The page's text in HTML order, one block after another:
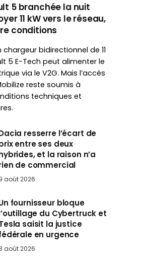
5 branchée la nuit
11 kW vers le réseau,
conditions
bidirectionnel de 11
5 E-Tech peut alimenter le
via le V2G. Mais l’accès
reste soumis à
techniques et
resserre l’écart de
entre ses deux
et la raison n’a
de commercial
août 2026
fournisseur bloque
du Cybertruck et
saisit la justice
en urgence
août 2026